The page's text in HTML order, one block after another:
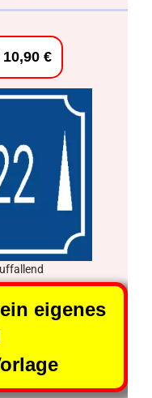
€
eigenes